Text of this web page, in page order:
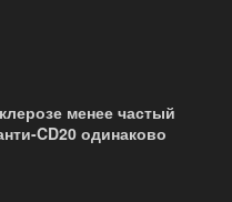
менее частый
CD20 одинаково